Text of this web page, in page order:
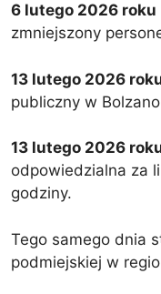
6 lutego 2026 roku
zmniejszony
13 lutego 2026
publiczny w
13 lutego 2026
odpowiedzialna za
godziny.
Tego samego dnia
podmiejskiej w